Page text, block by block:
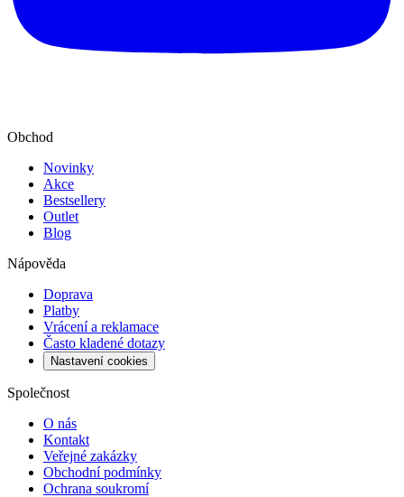
Obchod
Novinky
Akce
Bestsellery
Outlet
Blog
Nápověda
Doprava
Platby
Vrácení a reklamace
Často kladené dotazy
Nastavení cookies
Společnost
O nás
Kontakt
Veřejné zakázky
Obchodní podmínky
Ochrana soukromí